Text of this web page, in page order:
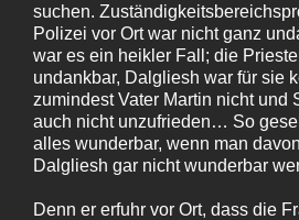
suchen.
Polizei vor Ort war nicht ganz
war es ein heikler Fall; die
undankbar, Dalgliesh war für sie
zumindest Vater Martin nicht und
auch nicht unzufrieden… So
alles wunderbar, wenn man
Dalgliesh gar nicht wunderbar
Denn er erfuhr vor Ort, dass die